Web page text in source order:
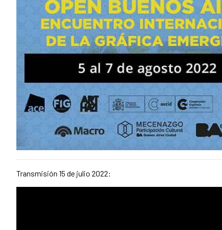
Transmisión 15 de julio 2022: